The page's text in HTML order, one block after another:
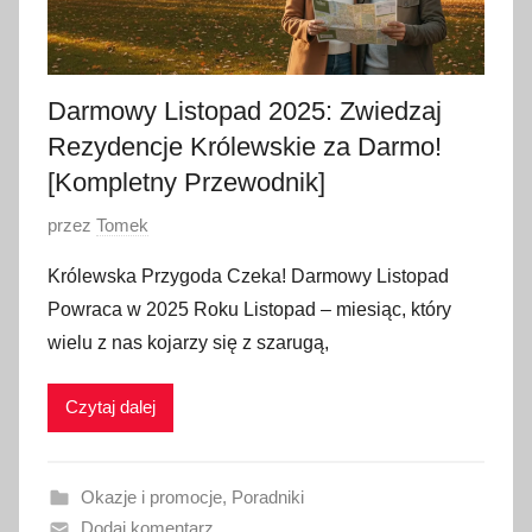
Darmowy Listopad 2025: Zwiedzaj
Rezydencje Królewskie za Darmo!
[Kompletny Przewodnik]
O
u
b
l
i
a
przez Tomek
Królewska Przygoda Czeka! Darmowy Listopad
Powraca w 2025 Roku Listopad – miesiąc, który
wielu z nas kojarzy się z szarugą,
Czytaj dalej
Okazje i promocje, Poradniki
Dodaj komentarz